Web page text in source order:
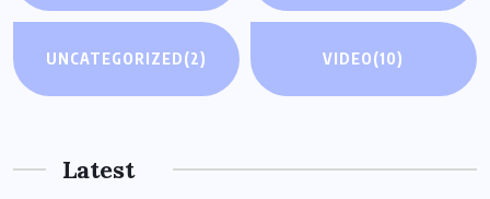
UNCATEGORIZED(2) VIDEO(10)
Latest